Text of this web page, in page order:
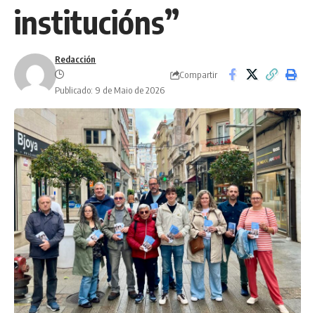
institucións”
Redacción
Publicado: 9 de Maio de 2026
Compartir